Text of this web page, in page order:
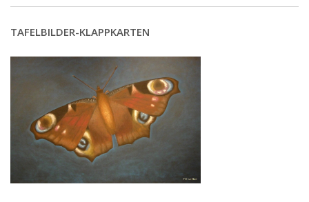
TAFELBILDER-KLAPPKARTEN